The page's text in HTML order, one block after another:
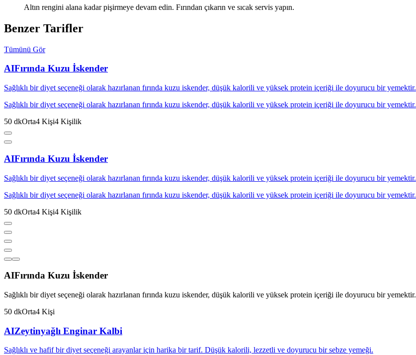
Altın rengini alana kadar pişirmeye devam edin. Fırından çıkarın ve sıcak servis yapın.
Benzer Tarifler
Tümünü Gör
AIFırında Kuzu İskender
Sağlıklı bir diyet seçeneği olarak hazırlanan fırında kuzu iskender, düşük kalorili ve yüksek protein içeriği ile doyurucu bir yemektir.
Sağlıklı bir diyet seçeneği olarak hazırlanan fırında kuzu iskender, düşük kalorili ve yüksek protein içeriği ile doyurucu bir yemektir.
50 dkOrta4 Kişi4 Kişilik
AIFırında Kuzu İskender
Sağlıklı bir diyet seçeneği olarak hazırlanan fırında kuzu iskender, düşük kalorili ve yüksek protein içeriği ile doyurucu bir yemektir.
Sağlıklı bir diyet seçeneği olarak hazırlanan fırında kuzu iskender, düşük kalorili ve yüksek protein içeriği ile doyurucu bir yemektir.
50 dkOrta4 Kişi4 Kişilik
AIFırında Kuzu İskender
Sağlıklı bir diyet seçeneği olarak hazırlanan fırında kuzu iskender, düşük kalorili ve yüksek protein içeriği ile doyurucu bir yemektir.
50 dkOrta4 Kişi
AIZeytinyağlı Enginar Kalbi
Sağlıklı ve hafif bir diyet seçeneği arayanlar için harika bir tarif. Düşük kalorili, lezzetli ve doyurucu bir sebze yemeği.